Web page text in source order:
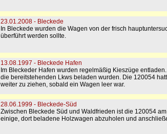
23.01.2008 - Bleckede
In Bleckede wurden die Wagen von der frisch
überführt werden sollte.
13.08.1997 - Bleckede Hafen
Im Bleckeder Hafen wurden regelmäßig Kieszüge
die bereitstehenden Lkws beladen wurden. Die 120054
weiter zu ziehen, sobald ein Wagen leer war.
28.06.1999 - Bleckede-Süd
Zwischen Bleckede Süd und Waldfrieden ist die 120054
einige, dort beladene Holzwagen abzuholen und